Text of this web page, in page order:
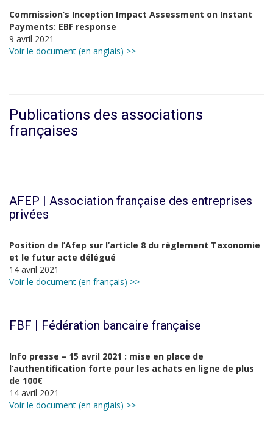
Commission’s Inception Impact Assessment on Instant
Payments: EBF response
9 avril 2021
Voir le document (en anglais) >>
Publications des associations
françaises
AFEP | Association française des entreprises
privées
Position de l’Afep sur l’article 8 du règlement Taxonomie
et le futur acte délégué
14 avril 2021
Voir le document (en français) >>
FBF | Fédération bancaire française
Info presse – 15 avril 2021 : mise en place de
l’authentification forte pour les achats en ligne de plus
de 100€
14 avril 2021
Voir le document (en anglais) >>